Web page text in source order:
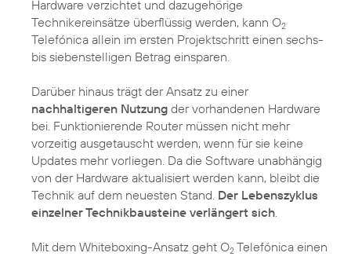
Hardware verzichtet und dazugehörige
Technikereinsätze überflüssig werden, kann O2
Telefónica allein im ersten Projektschritt einen sechs-
bis siebenstelligen Betrag einsparen.
Darüber hinaus trägt der Ansatz zu einer
nachhaltigeren Nutzung der vorhandenen Hardware
bei. Funktionierende Router müssen nicht mehr
vorzeitig ausgetauscht werden, wenn für sie keine
Updates mehr vorliegen. Da die Software unabhängig
von der Hardware aktualisiert werden kann, bleibt die
Technik auf dem neuesten Stand. Der Lebenszyklus
einzelner Technikbausteine verlängert sich
Mit dem Whiteboxing-Ansatz geht O2 Telefónica einen